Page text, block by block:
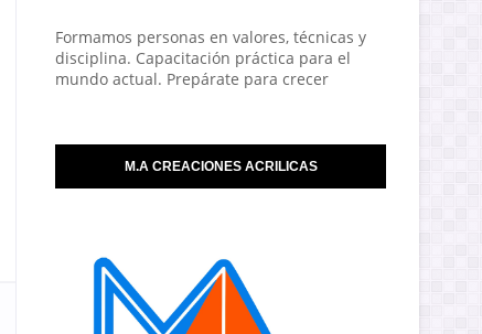
Formamos personas en valores, técnicas y
disciplina. Capacitación práctica para el
mundo actual. Prepárate para crecer
M.A CREACIONES ACRILICAS